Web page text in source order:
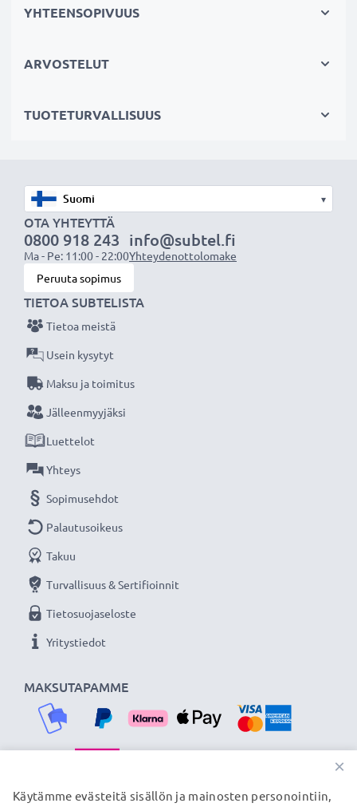
1 x 1000mAh akku:noin 2 tuntia
1 x 3000mAh akku:
Älä missaa kuvauksellista hetkeä CELLONIC LCD-
laturin ansiosta, 3 vuoden takuu!
YHTEENSOPIVUUS
ARVOSTELUT
TUOTETURVALLISUUS
▾
OTA YHTEYTTÄ
0800 918 243
Ma - Pe: 11:00 - 22:00
info@subtel.fi
Yhteydenottolomake
Peruuta sopimus
MAKSUTAPAMME
TIETOA SUBTELISTA
Tietoa meistä
Usein kysytyt
Maksu ja toimitus
Jälleenmyyjäksi
Luettelot
Yhteys
Sopimusehdot
Palautusoikeus
Takuu
Turvallisuus & Sertifioinnit
Tietosuojaseloste
Yritystiedot
TOIMITUSKUMPPANIMME
×
Käytämme evästeitä sisällön ja mainosten personointiin,